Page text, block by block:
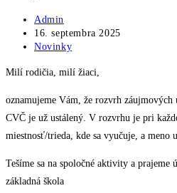
Post
author:
Admin
Post
published:
16. septembra 2025
Post
Novinky
Milí rodičia, milí žiaci,
oznamujeme Vám, že rozvrh
CVČ je už ustálený. V rozvrhu je pri
miestnosť/trieda, kde sa vyučuje, a meno
Tešíme sa na spoločné aktivity a prajeme
základná škola